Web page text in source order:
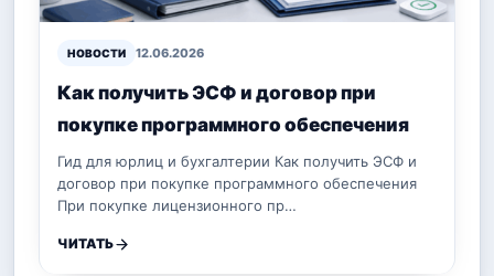
НОВОСТИ 12.06.2026
Как получить ЭСФ и договор при
покупке программного обеспечения
Гид для юрлиц и бухгалтерии Как получить ЭСФ и
договор при покупке программного обеспечения
При покупке лицензионного пр…
ЧИТАТЬ